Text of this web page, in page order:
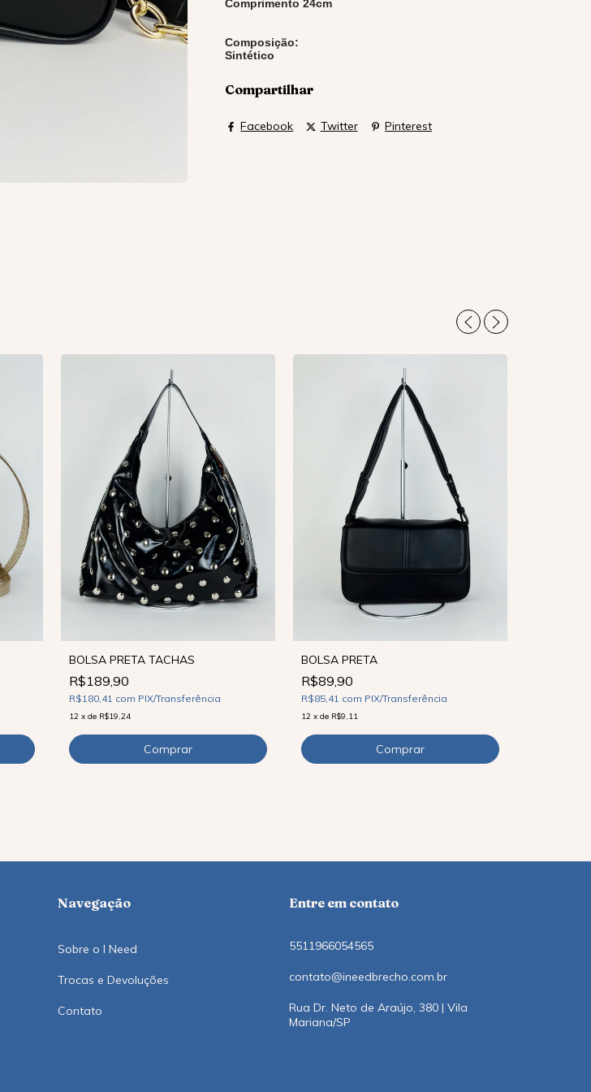
Comprimento 24cm
Composição:
Sintético
Compartilhar
Facebook Twitter Pinterest
BOLSA PRETA TACHAS
R$189,90
R$180,41 com PIX/Transferência
12 x de R$19,24
BOLSA PRETA
R$89,90
R$85,41 com PIX/Transferência
12 x de R$9,11
Navegação
Sobre o I Need
Trocas e Devoluções
Contato
Entre em contato
5511966054565
contato@ineedbrecho.com.br
Rua Dr. Neto de Araújo, 380 | Vila
Mariana/SP